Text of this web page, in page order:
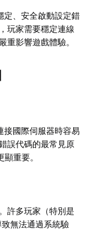
、安全啟動設定錯
玩家需要穩定連線
重影響遊戲體驗。
接國際伺服器時容易
誤代碼的最常見原
重要。
許多玩家（特別是
無法通過系統驗